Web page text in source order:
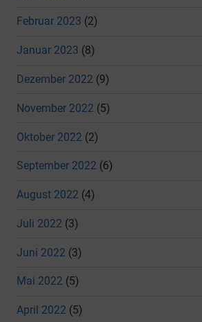
Februar 2023 (2)
Januar 2023 (8)
Dezember 2022 (9)
November 2022 (5)
Oktober 2022 (2)
September 2022 (6)
August 2022 (4)
Juli 2022 (3)
Juni 2022 (3)
Mai 2022 (5)
April 2022 (5)